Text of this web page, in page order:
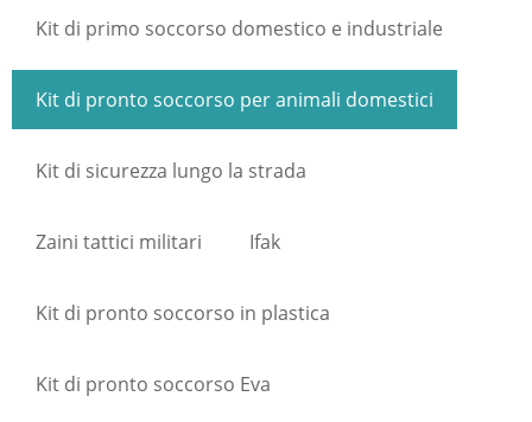
Kit di primo soccorso domestico e industriale
Kit di pronto soccorso per animali domestici
Kit di sicurezza lungo la strada
Zaini tattici militari Ifak
Kit di pronto soccorso in plastica
Kit di pronto soccorso Eva